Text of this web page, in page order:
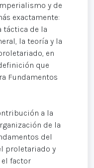
y de
exactamente:
táctica de la
la teoría y la
en
que
Fundamentos
a la
de la
del
proletariado y
factor